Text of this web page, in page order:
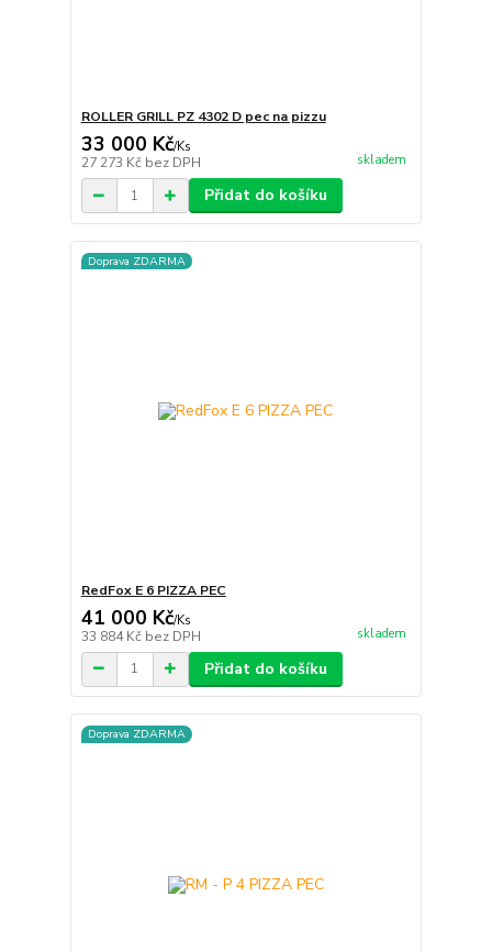
ROLLER GRILL PZ 4302 D pec na pizzu
33 000 Kč/Ks
27 273 Kč bez DPH skladem
Přidat do košíku
Doprava ZDARMA
RedFox E 6 PIZZA PEC
41 000 Kč/Ks
33 884 Kč bez DPH skladem
Přidat do košíku
Doprava ZDARMA